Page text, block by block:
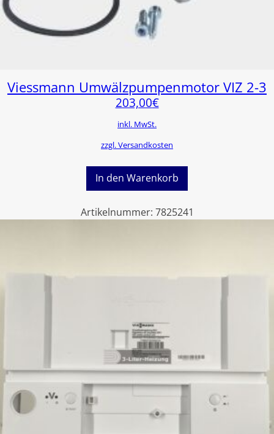
Viessmann Umwälzpumpenmotor VIZ 2-3
203,00€
inkl. MwSt.
zzgl. Versandkosten
In den Warenkorb
Artikelnummer: 7825241